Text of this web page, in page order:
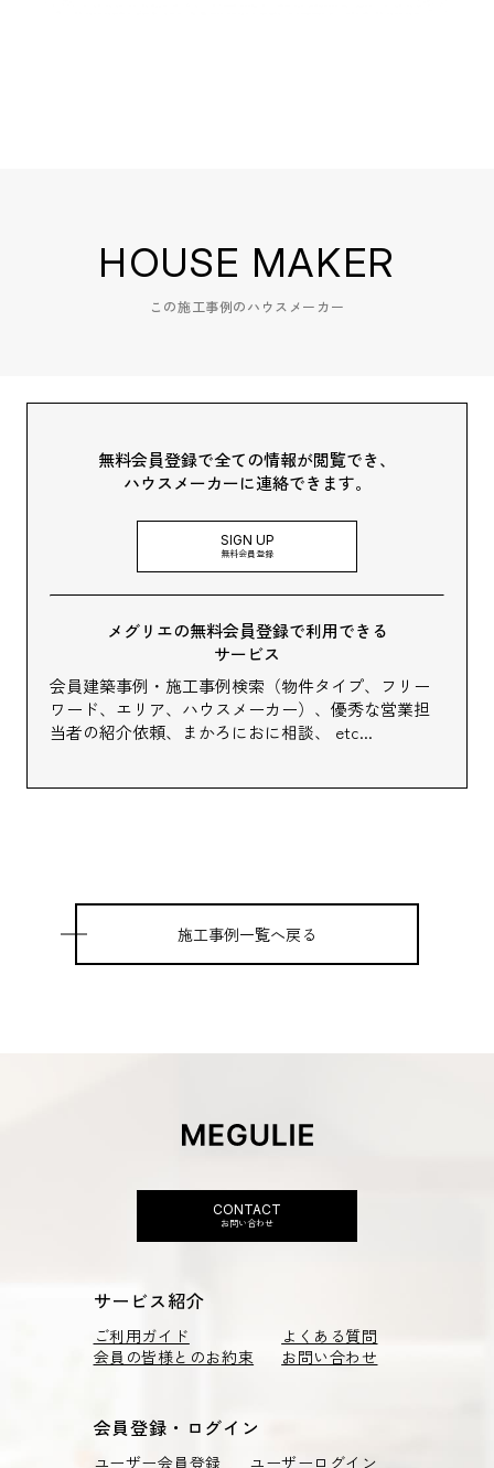
HOUSE MAKER
この施工事例のハウスメーカー
無料会員登録で全ての情報が閲覧でき、
ハウスメーカーに連絡できます。
SIGN UP
無料会員登録
メグリエの無料会員登録で利用できる
サービス
会員建築事例・施工事例検索（物件タイプ、フリー
ワード、エリア、ハウスメーカー）、 優秀な営業担
当者の紹介依頼、まかろにおに相談、 etc...
施工事例一覧へ戻る
CONTACT
お問い合わせ
サービス紹介
ご利用ガイド
よくある質問
会員の皆様とのお約束
お問い合わせ
会員登録・ログイン
ユーザー会員登録 ユーザーログイン